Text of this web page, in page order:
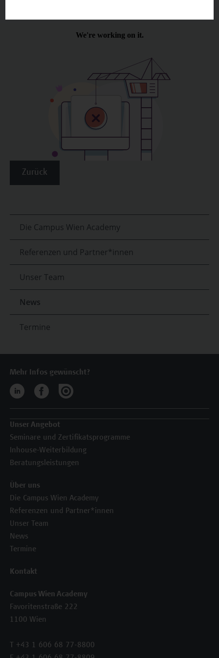
Zurück
Die Campus Wien Academy
Referenzen und Partner*innen
Unser Team
News
Termine
Mehr Infos gewünscht?
Unser Angebot
Seminare und Zertifikatsprogramme
Inhouse-Weiterbildung
Beratungsleistungen
Über uns
Die Campus Wien Academy
Referenzen und Partner*innen
Unser Team
News
Termine
Kontakt
Campus Wien Academy
Favoritenstraße 222
1100 Wien
T +43 1 606 68 77-8800